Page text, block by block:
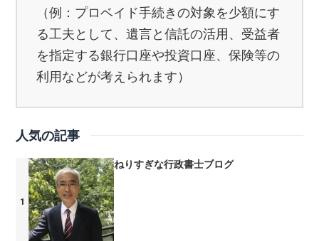
（例：プロベイド手続きの対象を少額にす
る工夫として、遺言と信託の活用、受益者
を指定する銀行口座や投資口座、保険等の
利用などが考えられます）
人気の記事
ねりすぎな行政書士ブログ